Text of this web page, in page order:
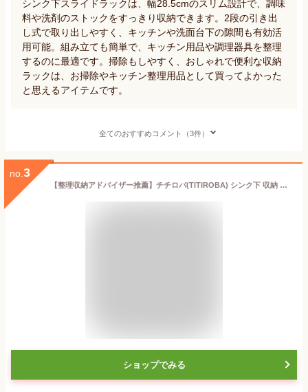
シンク下スライドラックは、幅28.5cmのスリム設計で、調味
料や洗剤のストックをすっきり収納できます。2段の引き出
し式で取り出しやすく、キッチンや洗面台下の隙間も有効活
用可能。組み立ても簡単で、キッチン用品や調理器具を整理
するのに最適です。掃除もしやすく、おしゃれで便利な収納
ラックは、お掃除やキッチン整理用品として買ってよかった
と思えるアイテムです。
全てのおすすめコメント（3件）
no. 3
【整理収納アドバイザー推薦】チチロバ(TITIROBA) シンク下 収納 スライド ラック 大容量 引き出し 2段 シンク下収納ラック 洗面台下 収納ラック キッチンラック ホワイト 幅28×奥行36×高さ40.5cm
ショップでみる